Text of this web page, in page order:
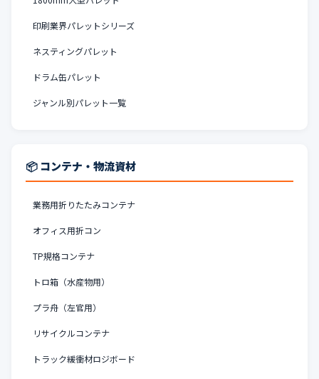
印刷業界パレットシリーズ
ネスティングパレット
ドラム缶パレット
ジャンル別パレット一覧
📦 コンテナ・物流資材
業務用折りたたみコンテナ
オフィス用折コン
TP規格コンテナ
トロ箱（水産物用）
プラ舟（左官用）
リサイクルコンテナ
トラック緩衝材ロジボード